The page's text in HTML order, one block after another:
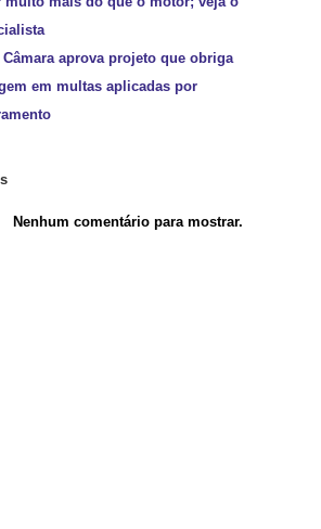
aprova projeto que obriga
em multas aplicadas por
Nenhum comentário para mostrar.